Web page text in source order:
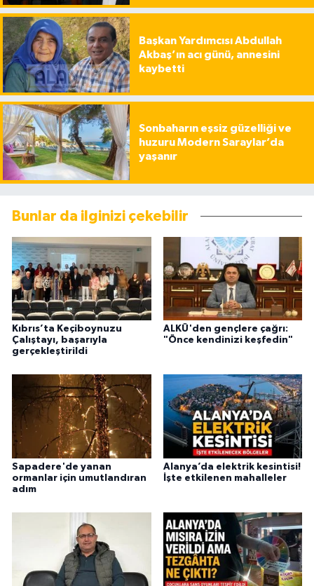
Başkan Yardımcısı Abdullah
Akbaş’ın acı günü, annesini
kaybetti
Sonbaharın eşsiz güzelliği ve
huzuru Modern Saraylar’da
yaşanır
Bunlar da ilginizi çekebilir
Kıbrıs’ta Keçiboynuzu
Çalıştayı, başarıyla
gerçekleştirildi
ALKÜ'den gençlere çağrı:
"Önce kendinizi keşfedin"
Sapadere'de yanan
ormanlar için umutlandıran
adım
Alanya’da elektrik kesintisi!
İşte etkilenen mahalleler